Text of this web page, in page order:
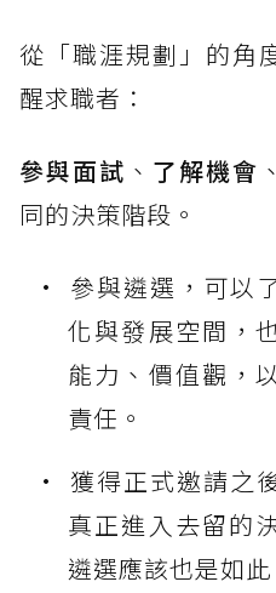
從「職涯規劃」的角
醒求職者：
參與面試 、 了解機會
同的決策階段。
參與遴選，可以
化與發展空間，
能力、價值觀，
責任。
獲得正式邀請之
真正進入去留的
遴選應該也是如此